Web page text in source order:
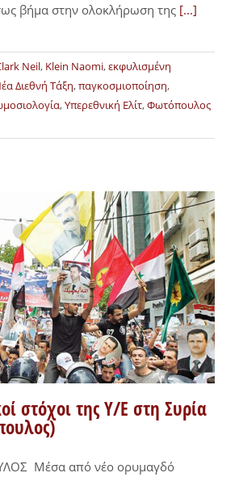
βήμα στην ολοκλήρωση της [...]
Neil, Klein Naomi,εκφυλισμένη
Διεθνή Τάξη,παγκοσμιοποίηση,
,Υπερεθνική Ελίτ,Φωτόπουλος
στόχοι της Υ/Ε στη Συρία
Μέσα από νέο ορυμαγδό